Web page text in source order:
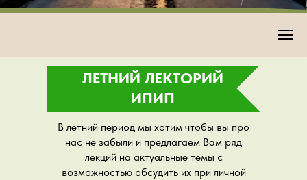
В летний период мы хотим чтобы вы про
нас не забыли и предлагаем Вам ряд
лекций на актуальные темы с
возможностью обсудить их при личной
ЛЕТНИЙ ЛЕКТОРИЙ
ИПИП